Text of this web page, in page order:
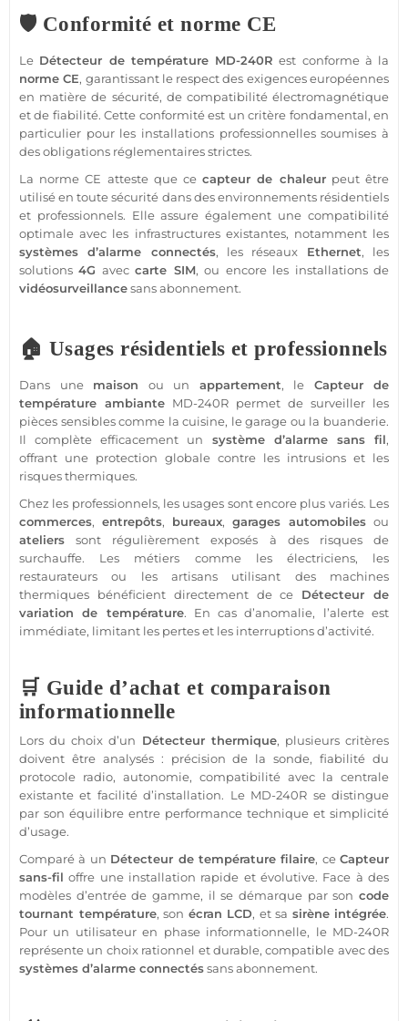
🛡️ Conformité et norme CE
Le Détecteur de température MD-240R est conforme à la
norme CE, garantissant le respect des exigences européennes
en matière de sécurité, de compatibilité électromagnétique
et de fiabilité. Cette conformité est un critère fondamental, en
particulier pour les installations professionnelles soumises à
des obligations réglementaires strictes.
La norme CE atteste que cecapteur de chaleurpeut être
utilisé en toutesécurité dans des environnements résidentiels
et professionnels. Elle assure également une compatibilité
optimale avec les infrastructures existantes, notamment les
systèmes d’alarme connectés, les réseaux Ethernet, les
solutions4G aveccarte SIM, ou encore les installations de
vidéosurveillancesans abonnement.
🏠 Usages résidentiels et professionnels
Dans une maison ou un appartement, le Capteurde
température ambiante MD-240R permet de surveiller les
pièces sensibles comme la cuisine, legarage ou la buanderie.
Il complète efficacement un systèmed’alarmesans fil,
offrant une protection globale contre les intrusions et les
risques thermiques.
Chez les professionnels, les usages sont encore plus variés. Les
commerces, entrepôts, bureaux, garages automobiles ou
ateliers sont régulièrement exposés à des risques de
surchauffe. Les métiers comme les électriciens, les
restaurateurs ou les artisans utilisant des machines
thermiques bénéficient directement de ce Détecteur de
variation de température. En cas d’anomalie, l’alerte est
immédiate, limitant les pertes et les interruptions d’activité.
🛒 Guide d’achat et comparaison
informationnelle
Lors du choix d’un Détecteurthermique, plusieurs critères
doivent être analysés : précision de la sonde, fiabilité du
protocole radio, autonomie, compatibilité avec la centrale
existante et facilité d’installation. Le MD-240R se distingue
par son équilibre entre performance technique et simplicité
d’usage.
Comparé à un Détecteur de température filaire, ce Capteur
sans-fil offre une installation rapide et évolutive. Face à des
modèles d’entrée de gamme, il se démarque par son code
tournant température, son écran LCD, et sa sirèneintégrée.
Pour un utilisateur en phase informationnelle, le MD-240R
représente un choix rationnel et durable,compatible avec des
systèmes d’alarme connectéssans abonnement.